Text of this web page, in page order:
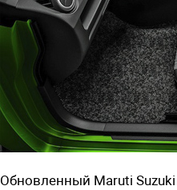
Обновленный Maruti